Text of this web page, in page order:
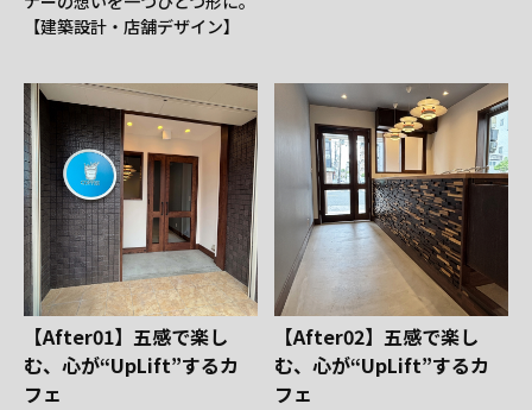
【建築設計・店舗デザイン】
【After01】五感で楽し
む、心が“UpLift”するカ
フェ
【After02】五感で楽し
む、心が“UpLift”するカ
フェ